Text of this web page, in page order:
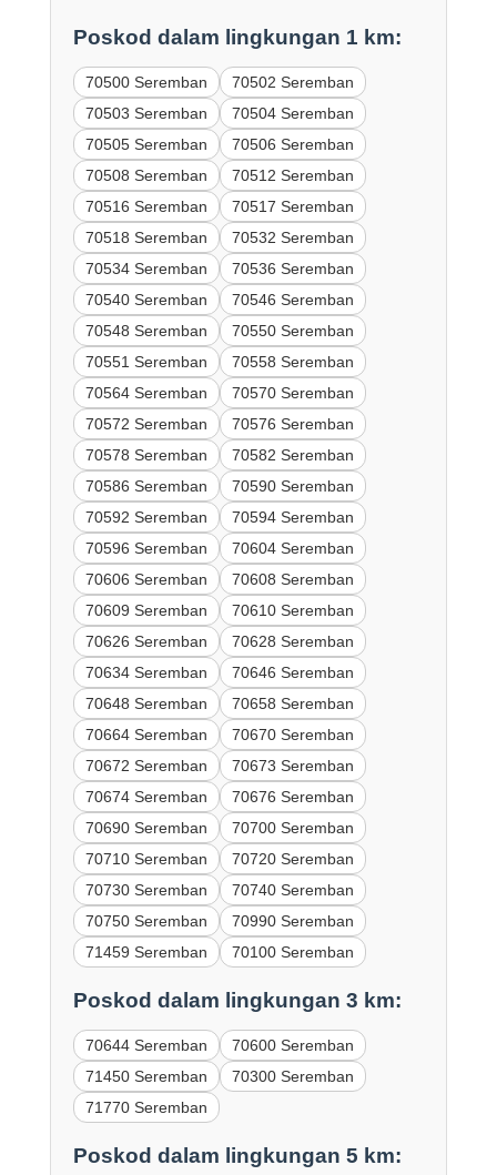
Poskod dalam lingkungan 1 km:
70500 Seremban
70502 Seremban
70503 Seremban
70504 Seremban
70505 Seremban
70506 Seremban
70508 Seremban
70512 Seremban
70516 Seremban
70517 Seremban
70518 Seremban
70532 Seremban
70534 Seremban
70536 Seremban
70540 Seremban
70546 Seremban
70548 Seremban
70550 Seremban
70551 Seremban
70558 Seremban
70564 Seremban
70570 Seremban
70572 Seremban
70576 Seremban
70578 Seremban
70582 Seremban
70586 Seremban
70590 Seremban
70592 Seremban
70594 Seremban
70596 Seremban
70604 Seremban
70606 Seremban
70608 Seremban
70609 Seremban
70610 Seremban
70626 Seremban
70628 Seremban
70634 Seremban
70646 Seremban
70648 Seremban
70658 Seremban
70664 Seremban
70670 Seremban
70672 Seremban
70673 Seremban
70674 Seremban
70676 Seremban
70690 Seremban
70700 Seremban
70710 Seremban
70720 Seremban
70730 Seremban
70740 Seremban
70750 Seremban
70990 Seremban
71459 Seremban
70100 Seremban
Poskod dalam lingkungan 3 km:
70644 Seremban
70600 Seremban
71450 Seremban
70300 Seremban
71770 Seremban
Poskod dalam lingkungan 5 km: